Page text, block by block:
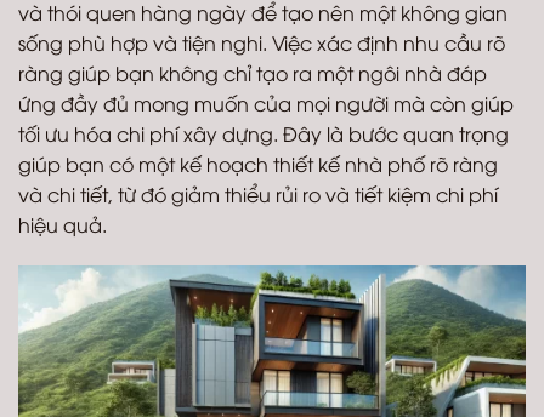
và thói quen hàng ngày để tạo nên một không gian
sống phù hợp và tiện nghi. Việc xác định nhu cầu rõ
ràng giúp bạn không chỉ tạo ra một ngôi nhà đáp
ứng đầy đủ mong muốn của mọi người mà còn giúp
tối ưu hóa chi phí xây dựng. Đây là bước quan trọng
giúp bạn có một kế hoạch thiết kế nhà phố rõ ràng
và chi tiết, từ đó giảm thiểu rủi ro và tiết kiệm chi phí
hiệu quả.